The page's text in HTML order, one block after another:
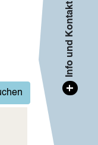
+
Info und Kontakt